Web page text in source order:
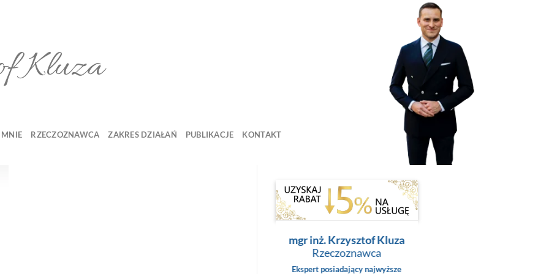
Kluza
MNIE RZECZOZNAWCA ZAKRES DZIAŁAŃ PUBLIKACJE KONTAKT
mgr inż. Krzysztof Kluza
Rzeczoznawca
Ekspert posiadający najwyższe